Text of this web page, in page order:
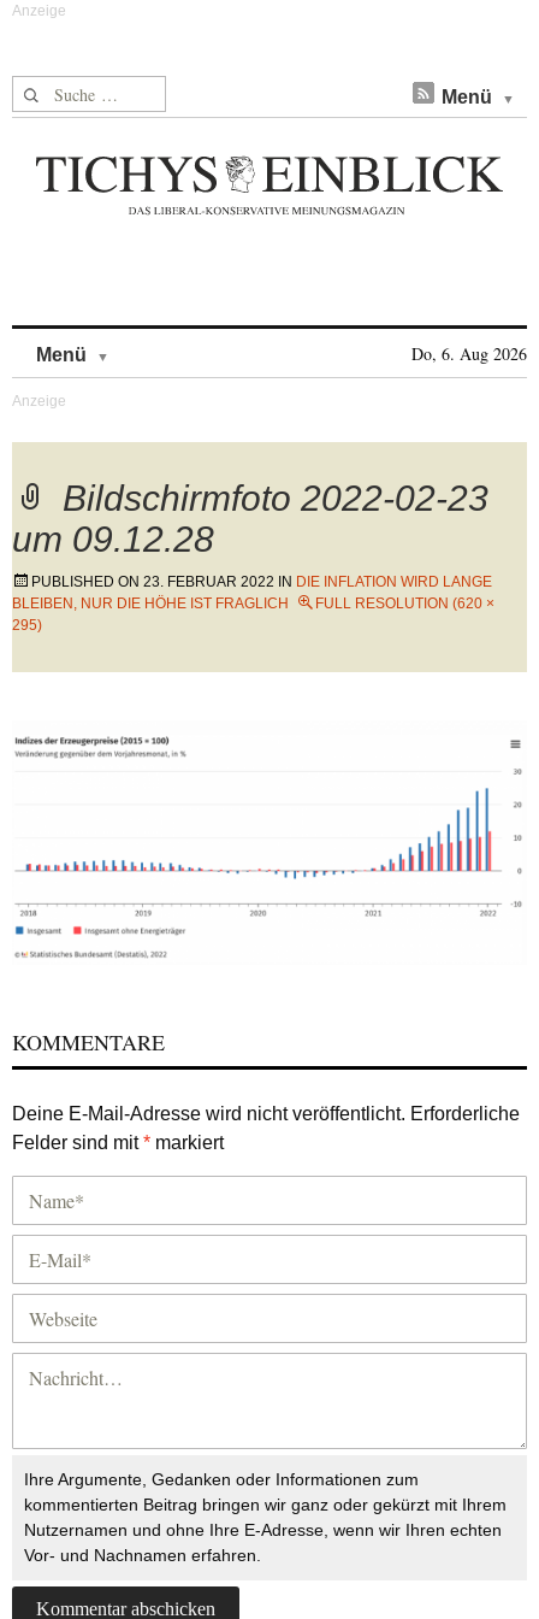
Suche nach: Menü
Menü Do, 6. Aug 2026
Bildschirmfoto 2022-02-23
um 09.12.28
PUBLISHED ON 23. FEBRUAR 2022 IN DIE INFLATION WIRD LANGE
BLEIBEN, NUR DIE HÖHE IST FRAGLICH
FULL RESOLUTION (620 ×
295)
KOMMENTARE
Deine E-Mail-Adresse wird nicht veröffentlicht. Erforderliche
Felder sind mit* markiert
Ihre Argumente, Gedanken oder Informationen zum
kommentierten Beitrag bringen wir ganz oder gekürzt mit Ihrem
Nutzernamen und ohne Ihre E-Adresse, wenn wir Ihren echten
Vor- und Nachnamen erfahren.